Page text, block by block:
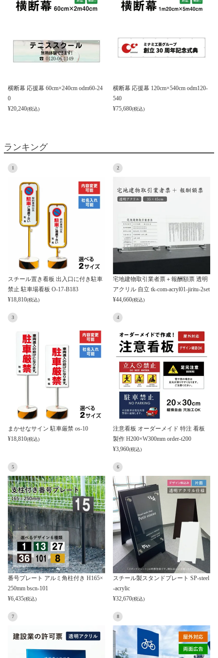
横断幕 応援幕 60cm×240cm odm60-24
0
¥20,240(税込)
横断幕 応援幕 120cm×540cm odm120-
540
¥75,680(税込)
ランキング
1
スチール置き看板 出入口に付き駐車
禁止 駐車場看板 O-17-B183
¥18,810(税込)
2
宅地建物取引業者票＋報酬額票 透明
アクリル 自立 tk-com-acryl01-jiritu-2set
¥44,660(税込)
3
まかせなサイン 駐車厳禁 os-10
¥18,810(税込)
4
注意看板 オーダーメイド 特注 看板
製作 H200×W300mm order-t200
¥3,960(税込)
5
番号プレート アルミ角柱付き H165×
250mm bscn-101
¥6,435(税込)
6
スチール製スタンドプレート SP-steel
-acrylic
¥32,670(税込)
7 8